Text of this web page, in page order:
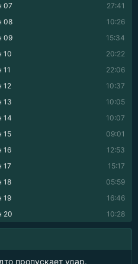
27:41
07
10:26
08
15:34
09
20:22
10
22:06
10:37
12
10:05
13
10:07
14
09:01
15
12:53
16
15:17
17
05:59
18
16:46
19
10:28
20
пропускает удар.